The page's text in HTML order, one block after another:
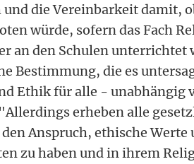
und die Vereinbarkeit damit,
würde, sofern das Fach
an den Schulen unterrichtet
Bestimmung, die es
Ethik für alle - unabhängig
erheben alle
Anspruch, ethische
zu haben und in ihrem